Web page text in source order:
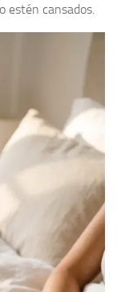
estén cansados.